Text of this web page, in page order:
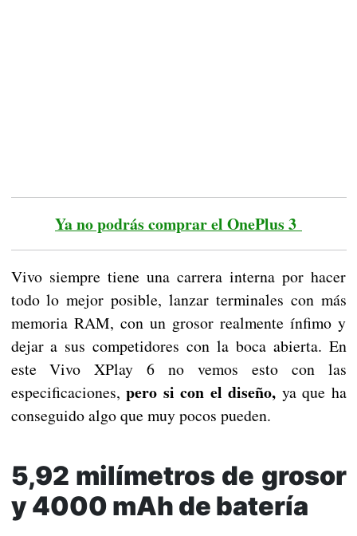
Ya no podrás comprar el OnePlus 3
Vivo siempre tiene una carrera interna por hacer
todo lo mejor posible, lanzar terminales con más
memoria RAM, con un grosor realmente ínfimo y
dejar a sus competidores con la boca abierta. En
este Vivo XPlay 6 no vemos esto con las
especificaciones, pero si con el diseño, ya que ha
conseguido algo que muy pocos pueden.
5,92 milímetros de grosor
y 4000 mAh de batería